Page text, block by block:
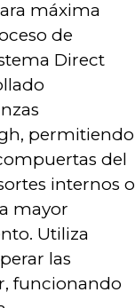
máxima
de
Direct
permitiendo
del
internos o
mayor
Utiliza
las
funcionando